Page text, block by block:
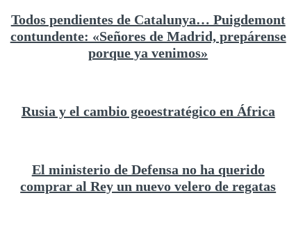
Todos pendientes de Catalunya… Puigdemont
contundente: «Señores de Madrid, prepárense
porque ya venimos»
Rusia y el cambio geoestratégico en África
El ministerio de Defensa no ha querido
comprar al Rey un nuevo velero de regatas